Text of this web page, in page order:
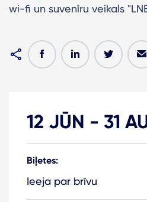
wi-fi un suvenīru veikals
12 JŪN - 31
Biļetes:
Ieeja par brīvu